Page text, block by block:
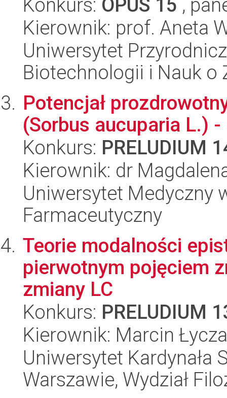
Konkurs: OPUS 15 ,
Kierownik: prof. Aneta
Uniwersytet
Biotechnologii i Nauk o
Potencjał
(Sorbus aucuparia L.)
Konkurs: PRELUDIUM
Kierownik: dr
Uniwersytet Medyczny
Farmaceutyczny
Teorie modalności
pierwotnym pojęciem
zmiany LC
Konkurs: PRELUDIUM
Kierownik: Marcin
Uniwersytet Kardynała
Warszawie, Wydział